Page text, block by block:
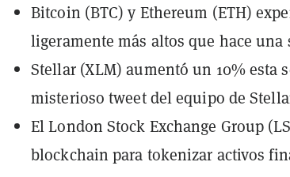
Bitcoin (BTC) y Ethereum (ETH)
ligeramente más altos que hace una
Stellar (XLM) aumentó un 10% esta
misterioso tweet del equipo de
El London Stock Exchange Group
blockchain para tokenizar activos